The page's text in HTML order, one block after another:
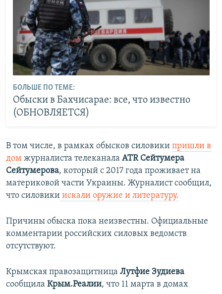
БОЛЬШЕ ПО ТЕМЕ:
Обыски в Бахчисарае: все, что известно
(ОБНОВЛЯЕТСЯ)
В том числе, в рамках обысков силовики пришли в
дом журналиста телеканала ATR Сейтумера
Сейтумерова, который с 2017 года проживает на
материковой части Украины. Журналист сообщил,
что силовики искали оружие и литературу.
Причины обыска пока неизвестны. Официальные
комментарии российских силовых ведомств
отсутствуют.
Крымская правозащитница Лутфие Зудиева
сообщила Крым.Реалии, что 11 марта в домах